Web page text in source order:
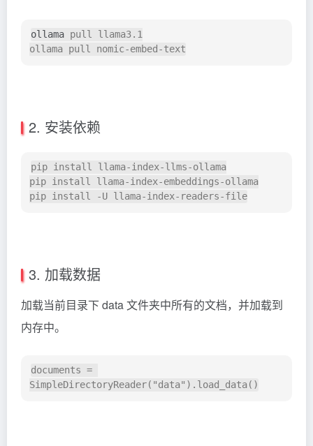
ollama pull llama3.1
2. 安装依赖
pip install llama-index-llms-ollama
pip install llama-index-embeddings-ollama
3. 加载数据
加载当前目录下 data 文件夹中所有的文档，并加载到
内存中。
documents =